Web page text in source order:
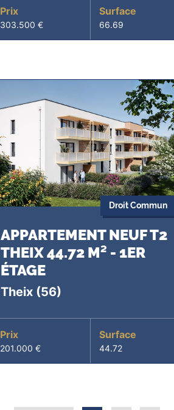
Prix
303.500 €
Surface
66.69
Droit Commun
APPARTEMENT NEUF T2
THEIX 44.72 M² - 1ER
ÉTAGE
Theix(56)
Prix
201.000 €
Surface
44.72